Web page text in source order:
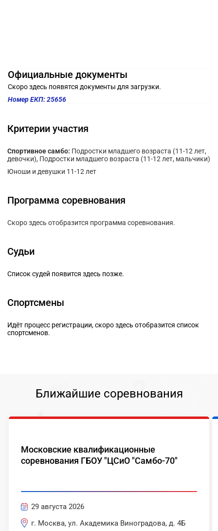
Официальные документы
Скоро здесь появятся документы для загрузки.
Номер ЕКП: 25656
Критерии участия
Спортивное самбо: Подростки младшего возраста (11-12 лет,
девочки), Подростки младшего возраста (11-12 лет, мальчики)
Юноши и девушки 11-12 лет
Программа соревнования
Скоро здесь отобразится программа соревнования.
Судьи
Список судей появится здесь позже.
Спортсмены
Идёт процесс регистрации, скоро здесь отобразится список
спортсменов.
Ближайшие соревнования
Московские квалификационные
соревнования ГБОУ "ЦСиО "Самбо-70"
29 августа 2026
г. Москва, ул. Академика Виноградова, д. 4Б